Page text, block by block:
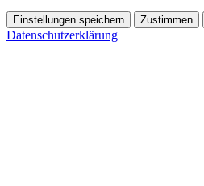
Einstellungen speichern Zustimmen
Datenschutzerklärung